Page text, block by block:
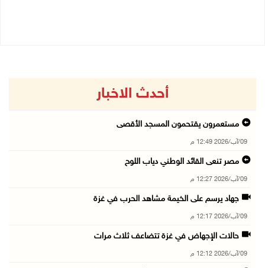
أحدث الاخبار
مستعمرون يقتحمون المسجد الأقصى
09/آب/2026 12:49 م
مصر تنعى القائد الوطني دياب اللوح
09/آب/2026 12:27 م
جهاد يرسم على الخيمة مشاهد الحرب في غزة
09/آب/2026 12:17 م
حالات الإجهاض في غزة تتضاعف ثلاث مرات
09/آب/2026 12:12 م